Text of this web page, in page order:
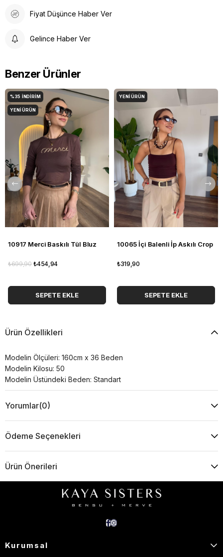
Fiyat Düşünce Haber Ver
Gelince Haber Ver
Benzer Ürünler
10917 Merci Baskılı Tül Bluz
₺454,94
₺699,90
SEPETE EKLE
%35 İNDIRIM
YENI ÜRÜN
10065 İçi Balenli İp Askılı Crop
₺319,90
SEPETE EKLE
YENI ÜRÜN
Ürün Özellikleri
Modelin Ölçüleri: 160cm x 36 Beden
Modelin Kilosu: 50
Modelin Üstündeki Beden: Standart
Yorumlar(0)
Ödeme Seçenekleri
Ürün Önerileri
Kurumsal